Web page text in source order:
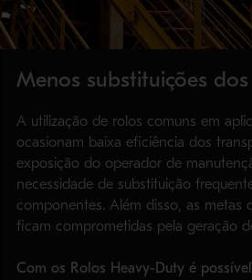
Menos substituições
A utilização de rolos comuns em
ocasionam baixa eficiência dos
exposição do operador de
necessidade de substituição
componentes. Além disso, as metas
ficam comprometidas pela geração
Com os Rolos Heavy-Duty é